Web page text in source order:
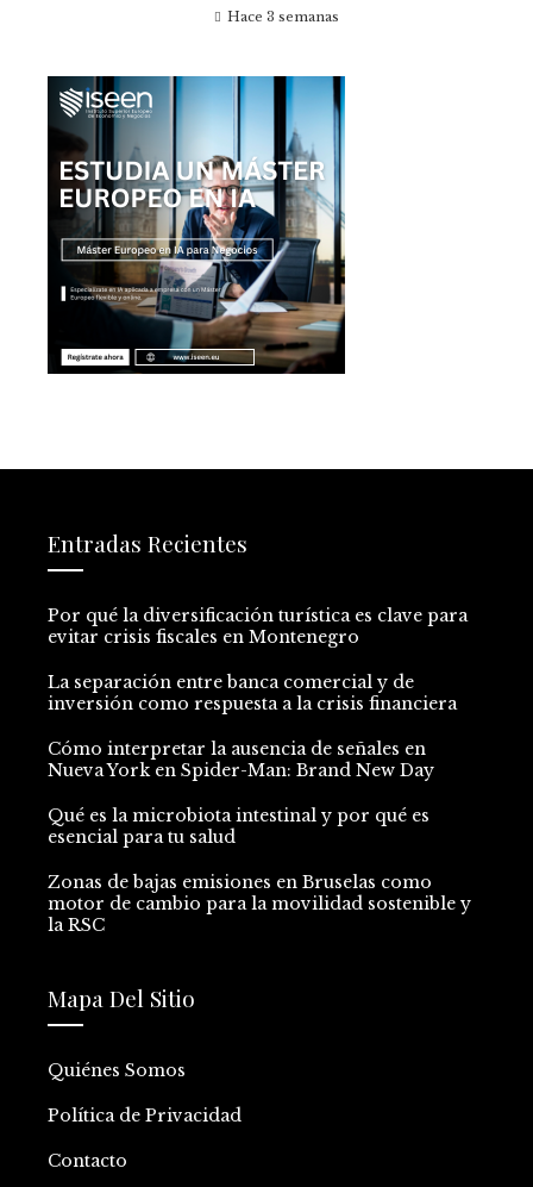
Hace 3 semanas
Entradas Recientes
Por qué la diversificación turística es clave para
evitar crisis fiscales en Montenegro
La separación entre banca comercial y de
inversión como respuesta a la crisis financiera
Cómo interpretar la ausencia de señales en
Nueva York en Spider-Man: Brand New Day
Qué es la microbiota intestinal y por qué es
esencial para tu salud
Zonas de bajas emisiones en Bruselas como
motor de cambio para la movilidad sostenible y
la RSC
Mapa Del Sitio
Quiénes Somos
Política de Privacidad
Contacto